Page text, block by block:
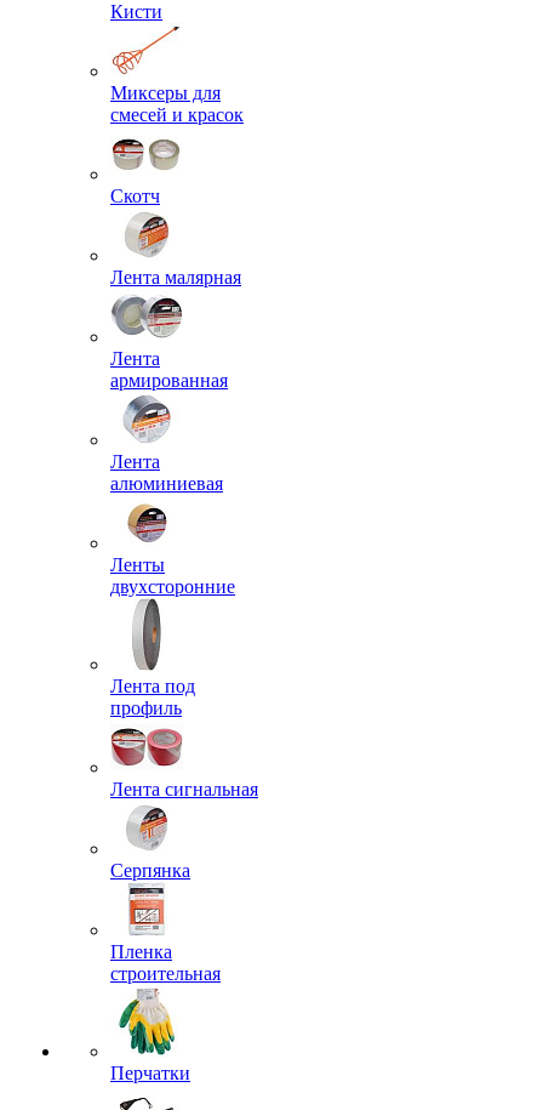
Кисти
Миксеры для
смесей и красок
Скотч
Лента малярная
Лента
армированная
Лента
алюминиевая
Ленты
двухсторонние
Лента под
профиль
Лента сигнальная
Серпянка
Пленка
строительная
Перчатки